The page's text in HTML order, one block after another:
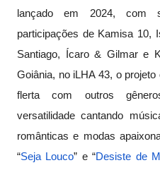
lançado em 2024, com
participações de Kamisa 10,
Santiago, Ícaro & Gilmar e
Goiânia, no iLHA 43, o
flerta com outros
versatilidade cantando
românticas e modas
“Seja Louco” e “Desiste de